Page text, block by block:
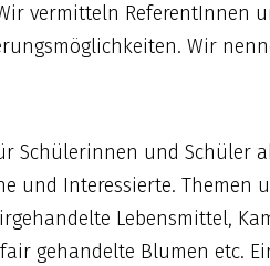
vermitteln ReferentInnen
Wir
Schülerinnen und Schüler
und Interessierte. Themen
Lebensmittel,
gehandelte Blumen etc.